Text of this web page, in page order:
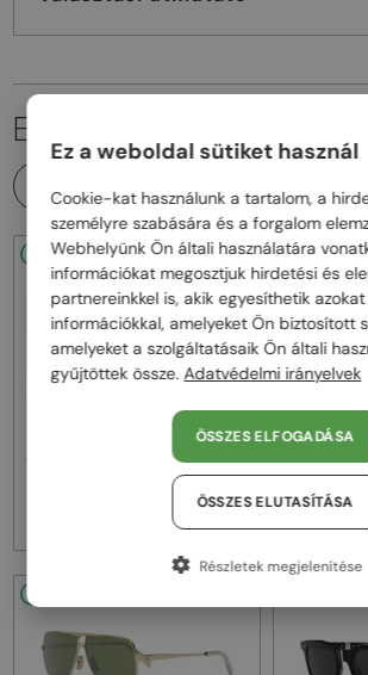
EZ IS ÉRDEKELHET
48/72 -20%
Napszemüvegek
CL40242I - 01B - 53
48/72
Celine—
CL40246U-Y -
111 000 Ft
Ez a weboldal sütiket használ
Cookie-kat használunk a tartalom, a
személyre szabására és a forgalom
Webhelyünk Ön általi használatára
információkat megosztjuk hirdetési és
partnereinkkel is, akik egyesíthetik
információkkal, amelyeket Ön biztosított
amelyeket a szolgáltatásaik Ön általi
gyűjtöttek össze.Adatvédelmi irányelvek
ÖSSZES ELFOGADÁSA
ÖSSZES ELUTASÍTÁSA
Részletek megjelenítése